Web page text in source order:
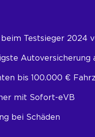
Testsieger 2024
Autoversicherung
bis 100.000 €
mit Sofort-eVB
bei Schäden